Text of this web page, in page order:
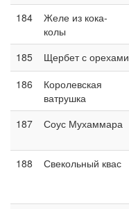
184
Желе из кока-
колы
185 Щербет с орехами
186
Королевская
ватрушка
187 Соус Мухаммара
188
Свекольный квас